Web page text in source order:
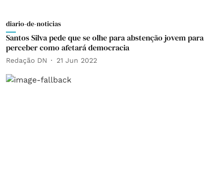
diario-de-noticias
Santos Silva pede que se olhe para abstenção jovem para
perceber como afetará democracia
Redação DN 21 Jun 2022